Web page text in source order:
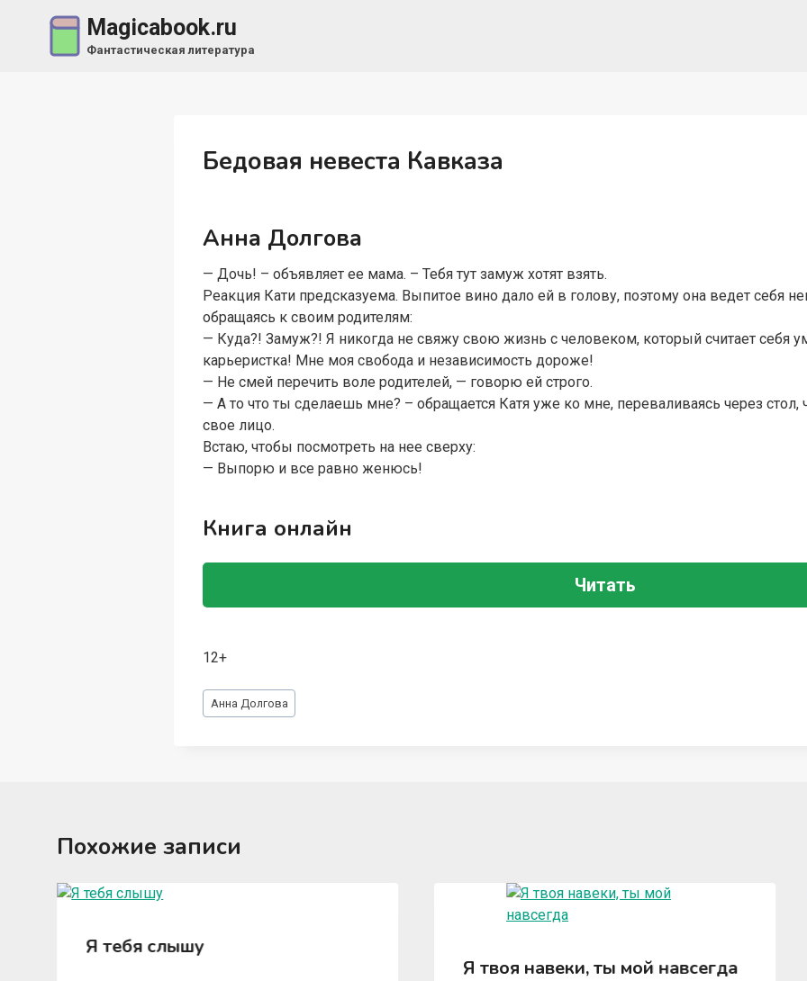
содержимому
Magicabook.ru
Фантастическая литература
Бедовая невеста Кавказа
Анна Долгова
— Дочь! – объявляет ее мама. – Тебя тут замуж хотят взять.
Реакция Кати предсказуема. Выпитое вино дало ей в голову, поэтому она ведет себя
обращаясь к своим родителям:
— Куда?! Замуж?! Я никогда не свяжу свою жизнь с человеком, который считает себя
карьеристка! Мне моя свобода и независимость дороже!
— Не смей перечить воле родителей, — говорю ей строго.
— А то что ты сделаешь мне? – обращается Катя уже ко мне, переваливаясь через стол,
свое лицо.
Встаю, чтобы посмотреть на нее сверху:
— Выпорю и все равно женюсь!
Книга онлайн
Читать
12+
Метки
записи:
Анна Долгова
Похожие записи
Я тебя слышу
Я твоя навеки, ты мой навсегда